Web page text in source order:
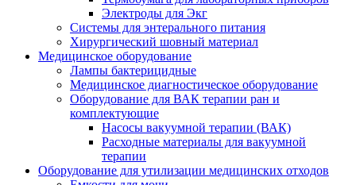
Электроды для Экг
Системы для энтерального питания
Хирургический шовный материал
Медицинское оборудование
Лампы бактерицидные
Медицинское диагностическое оборудование
Оборудование для ВАК терапии ран и
комплектующие
Насосы вакуумной терапии (ВАК)
Расходные материалы для вакуумной
терапии
Оборудование для утилизации медицинских отходов